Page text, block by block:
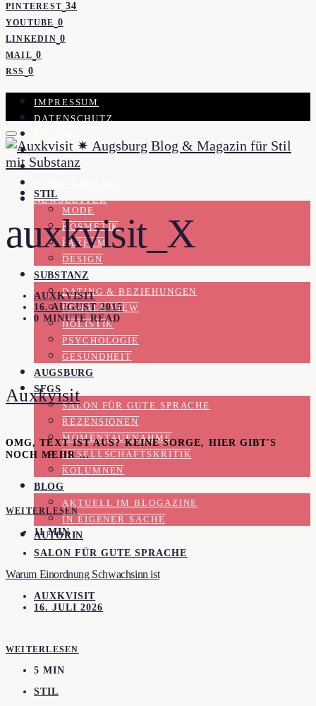
PINTEREST 34
YOUTUBE 0
LINKEDIN 0
MAIL 0
RSS 0
IMPRESSUM
DATENSCHUTZ
KOOPERATION
KONTAKT
NEWSLETTER
STIL
MODE
KOSMETIK
PARFUM
DESIGN
SUBSTANZ
DATING & BEZIEHUNGEN
FEMALE VIEW
HOLISTIK
PSYCHOLOGIE
GESUNDHEIT
AUGSBURG
SFGS
SALON FÜR GUTE SPRACHE
REZENSIONEN
MOMENTAUFNAHME
GESELLSCHAFTSKRITIK
KOLUMNEN
BLOG
AKTUELL IM BLOGAZINE
IN EIGENER SACHE
AUTORIN
auxkvisit_X
AUXKVISIT
16. AUGUST 2015
0 MINUTE READ
Auxkvisit
OMG, TEXT IST AUS? KEINE SORGE, HIER GIBT'S
NOCH MEHR …
WEITERLESEN
11 MIN
SALON FÜR GUTE SPRACHE
Warum Einordnung Schwachsinn ist
AUXKVISIT
16. JULI 2026
WEITERLESEN
5 MIN
STIL